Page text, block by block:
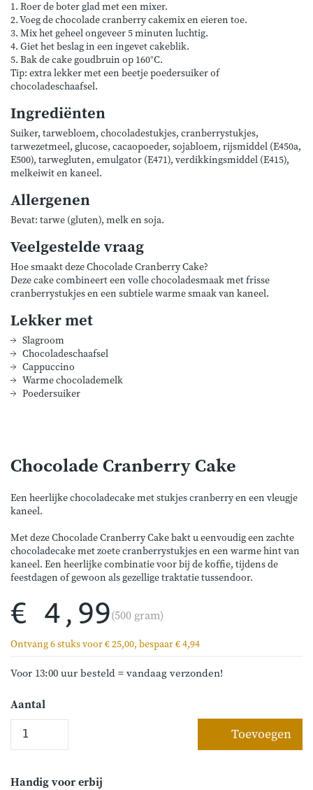
1. Roer de boter glad met een mixer.
2. Voeg de chocolade cranberry cakemix en eieren toe.
3. Mix het geheel ongeveer 5 minuten luchtig.
4. Giet het beslag in een ingevet cakeblik.
5. Bak de cake goudbruin op 160°C.
Tip: extra lekker met een beetje poedersuiker of
chocoladeschaafsel.
Ingrediënten
Suiker, tarwebloem, chocoladestukjes, cranberrystukjes,
tarwezetmeel, glucose, cacaopoeder, sojabloem, rijsmiddel (E450a,
E500), tarwegluten, emulgator (E471), verdikkingsmiddel (E415),
melkeiwit en kaneel.
Allergenen
Bevat: tarwe (gluten), melk en soja.
Veelgestelde vraag
Hoe smaakt deze Chocolade Cranberry Cake?
Deze cake combineert een volle chocoladesmaak met frisse
cranberrystukjes en een subtiele warme smaak van kaneel.
Lekker met
Slagroom
Chocoladeschaafsel
Cappuccino
Warme chocolademelk
Poedersuiker
Chocolade Cranberry Cake
Een heerlijke chocoladecake met stukjes cranberry en een vleugje
kaneel.
Met deze Chocolade Cranberry Cake bakt u eenvoudig een zachte
chocoladecake met zoete cranberrystukjes en een warme hint van
kaneel. Een heerlijke combinatie voor bij de koffie, tijdens de
feestdagen of gewoon als gezellige traktatie tussendoor.
€ 4,99(500 gram)
Ontvang 6 stuks voor € 25,00, bespaar € 4,94
Voor 13:00 uur besteld = vandaag verzonden!
Aantal
Toevoegen
Handig voor erbij